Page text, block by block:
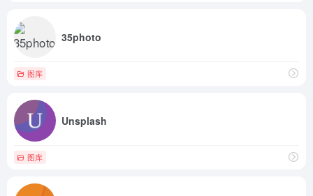
35photo
图库
Unsplash
图库